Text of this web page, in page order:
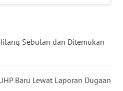
Sebulan dan Ditemukan
Baru Lewat Laporan Dugaan